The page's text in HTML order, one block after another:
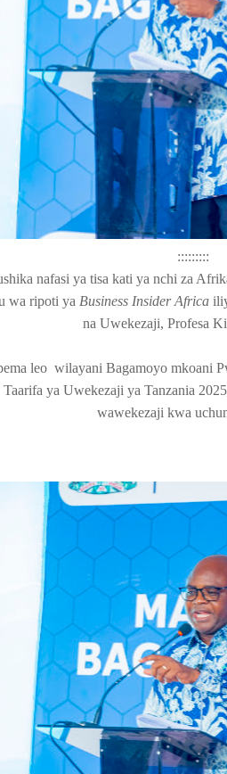
:::::::::
nafasi ya tisa kati ya nchi za
wa ripoti ya Business Insider Africa
na Uwekezaji, Profesa
leo wilayani Bagamoyo mkoani
ya Uwekezaji ya Tanzania
wawekezaji kwa